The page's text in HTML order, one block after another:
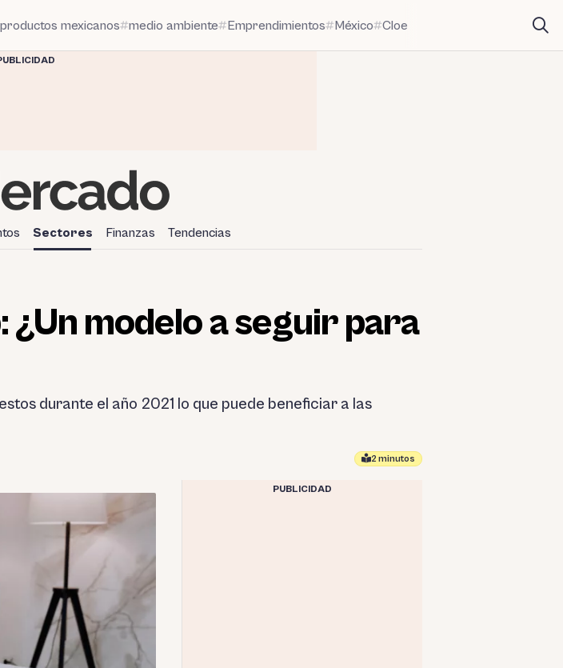
productos mexicanos medio ambiente Emprendimientos México Cloe
Sectores Finanzas Tendencias
modelo a seguir para
durante el año 2021 lo que puede beneficiar a las
2 minutos
PUBLICIDAD